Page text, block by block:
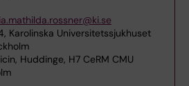
Karolinska Universitetssjukhuset
Huddinge, H7 CeRM CMU